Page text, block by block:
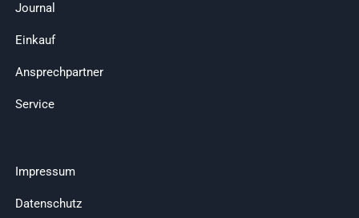
Journal
Einkauf
Ansprechpartner
Service
Impressum
Datenschutz